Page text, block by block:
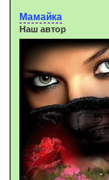
Мамайка
Наш автор